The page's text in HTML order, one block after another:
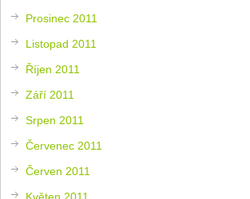
Prosinec 2011
Listopad 2011
Říjen 2011
Září 2011
Srpen 2011
Červenec 2011
Červen 2011